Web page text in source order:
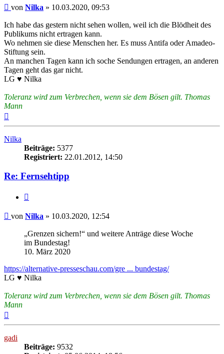
Beitrag
von Nilka » 10.03.2020, 09:53
Ich habe das gestern nicht sehen wollen, weil ich die Blödheit des
Publikums nicht ertragen kann.
Wo nehmen sie diese Menschen her. Es muss Antifa oder Amadeo-
Stiftung sein.
An manchen Tagen kann ich soche Sendungen ertragen, an anderen
Tagen geht das gar nicht.
LG ♥ Nilka
Toleranz wird zum Verbrechen, wenn sie dem Bösen gilt. Thomas
Mann
Nilka
Beiträge: 5377
Registriert: 22.01.2012, 14:50
Re: Fernsehtipp
Beitrag
von Nilka » 10.03.2020, 12:54
„Grenzen sichern!“ und weitere Anträge diese Woche
im Bundestag!
10. März 2020
https://alternative-presseschau.com/gre ... bundestag/
LG ♥ Nilka
Toleranz wird zum Verbrechen, wenn sie dem Bösen gilt. Thomas
Mann
gadi
Beiträge: 9532